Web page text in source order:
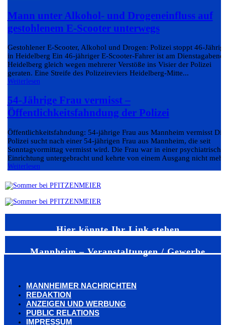
Mann unter Alkohol- und Drogeneinfluss auf
gestohlenem E-Scooter unterwegs
Gestohlener E-Scooter, Alkohol und Drogen: Polizei stoppt 46-
in Heidelberg Ein 46-jähriger E-Scooter-Fahrer ist am
Heidelberg gleich wegen mehrerer Verstöße ins Visier der Polizei
geraten. Eine Streife des Polizeireviers Heidelberg-Mitte...
Weiterlesen
54-Jährige Frau vermisst –
Öffentlichkeitsfahndung der Polizei
Öffentlichkeitsfahndung: 54-jährige Frau aus Mannheim vermisst Die
Polizei sucht nach einer 54-jährigen Frau aus Mannheim, die seit
Sonntagvormittag vermisst wird. Die Frau war in einer
Einrichtung untergebracht und kehrte von einem Ausgang nicht
Weiterlesen
Hier könnte Ihr Link stehen
Mannheim – Veranstaltungen / Gewerbe
MANNHEIMER NACHRICHTEN
REDAKTION
ANZEIGEN UND WERBUNG
PUBLIC RELATIONS
IMPRESSUM